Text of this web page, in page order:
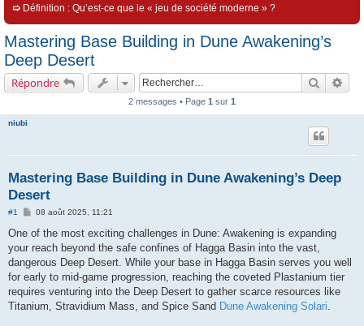
➯ Définition : Qu’est-ce que le « jeu de société moderne » ?
Mastering Base Building in Dune Awakening’s
Deep Desert
Répondre
2 messages • Page 1 sur 1
niubi
Mastering Base Building in Dune Awakening’s Deep
Desert
#1
M
s
a
g
08 août 2025, 11:21
One of the most exciting challenges in Dune: Awakening is expanding
your reach beyond the safe confines of Hagga Basin into the vast,
dangerous Deep Desert. While your base in Hagga Basin serves you well
for early to mid-game progression, reaching the coveted Plastanium tier
requires venturing into the Deep Desert to gather scarce resources like
Titanium, Stravidium Mass, and Spice Sand Dune Awakening Solari.